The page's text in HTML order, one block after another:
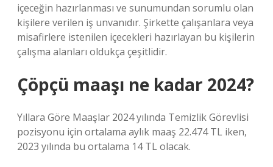
içeceğin hazırlanması ve sunumundan sorumlu olan
kişilere verilen iş unvanıdır. Şirkette çalışanlara veya
misafirlere istenilen içecekleri hazırlayan bu kişilerin
çalışma alanları oldukça çeşitlidir.
Çöpçü maaşı ne kadar 2024?
Yıllara Göre Maaşlar 2024 yılında Temizlik Görevlisi
pozisyonu için ortalama aylık maaş 22.474 TL iken,
2023 yılında bu ortalama 14 TL olacak.